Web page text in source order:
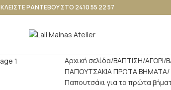
ΚΛΕΙΣΤΕ ΡΑΝΤΕΒΟΥ ΣΤΟ 2410 55 22 57
Αρχική σελίδα ΒΑΠΤΙΣΗ ΑΓΟΡΙ
ΠΑΠΟΥΤΣΑΚΙΑ ΠΡΩΤΑ ΒΗΜΑΤΑ
Παπουτσάκι για τα πρώτα